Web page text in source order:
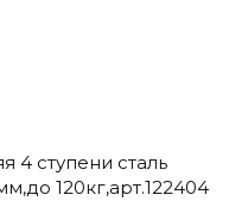
4 ступени сталь
120кг,арт.122404